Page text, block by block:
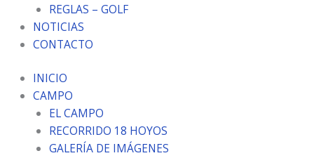
REGLAS – GOLF
NOTICIAS
CONTACTO
INICIO
CAMPO
EL CAMPO
RECORRIDO 18 HOYOS
GALERÍA DE IMÁGENES